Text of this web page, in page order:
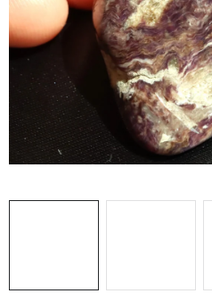
NALEZIŠTĚ
NÁŠ PŘÍBĚH
VIDEOGALERIE